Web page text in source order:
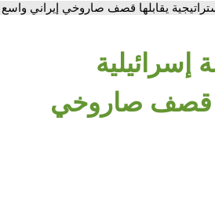
يقابلها قصف صاروخي إيراني واسع
قصف صاروخي